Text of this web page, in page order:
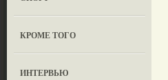
КРОМЕ ТОГО
ИНТЕРВЬЮ